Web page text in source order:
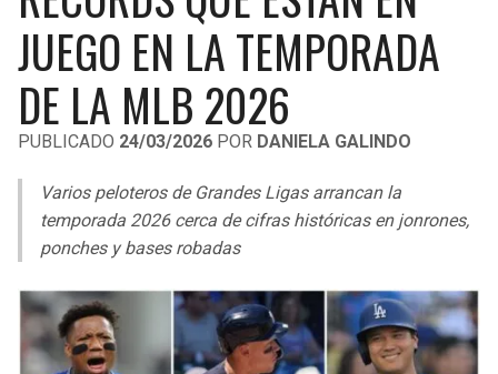
LIGA DE EXPANSIÓN MX
LEAGUES CUP
UEFA EUROPA LEAGUE
UEFA CONFERENCE LEAGUE
MLS
COPA SUDAMERICANA
LIGA BETPLAY
OTRAS LIGAS
RAIDERS
CHARGERS
BENGALS
STEELERS
CAVALIERS
PISTONS
BUCKS
HORNETS
JUEGO EN LA TEMPORADA
DE LA MLB 2026
PUBLICADO 24/03/2026 POR DANIELA GALINDO
Varios peloteros de Grandes Ligas arrancan la
temporada 2026 cerca de cifras históricas en jonrones,
ponches y bases robadas